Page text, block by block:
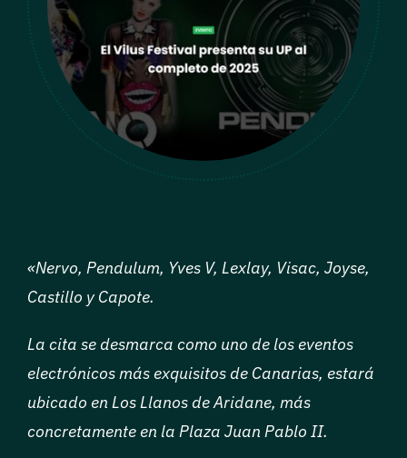
Patrocinadores
Entradas
«Nervo, Pendulum, Yves V, Lexlay, Visac, Joyse,
Castillo y Capote.
La cita se desmarca como uno de los eventos
electrónicos más exquisitos de Canarias, estará
ubicado en Los Llanos de Aridane, más
concretamente en la Plaza Juan Pablo II.